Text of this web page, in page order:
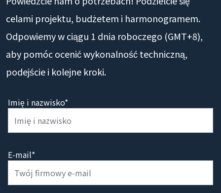
celami projektu, budżetem i harmonogramem.
Odpowiemy w ciągu 1 dnia roboczego (GMT+8),
aby pomóc ocenić wykonalność techniczną,
podejście i kolejne kroki.
Imię i nazwisko*
E-mail*